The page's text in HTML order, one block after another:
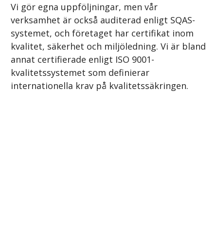
Vi gör egna uppföljningar, men vår
verksamhet är också auditerad enligt SQAS-
systemet, och företaget har certifikat inom
kvalitet, säkerhet och miljöledning. Vi är bland
annat certifierade enligt ISO 9001-
kvalitetssystemet som definierar
internationella krav på kvalitetssäkringen.